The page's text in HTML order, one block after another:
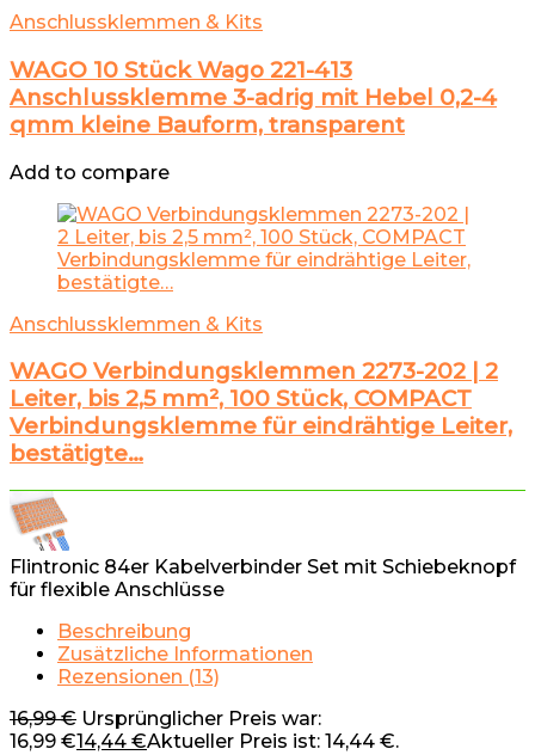
Anschlussklemmen & Kits
WAGO 10 Stück Wago 221-413
Anschlussklemme 3-adrig mit Hebel 0,2-4
qmm kleine Bauform, transparent
Add to compare
Anschlussklemmen & Kits
WAGO Verbindungsklemmen 2273-202 | 2
Leiter, bis 2,5 mm², 100 Stück, COMPACT
Verbindungsklemme für eindrähtige Leiter,
bestätigte…
Flintronic 84er Kabelverbinder Set mit Schiebeknopf
für flexible Anschlüsse
Beschreibung
Zusätzliche Informationen
Rezensionen (13)
16,99€ Ursprünglicher Preis war:
16,99 €14,44 €Aktueller Preis ist: 14,44 €.